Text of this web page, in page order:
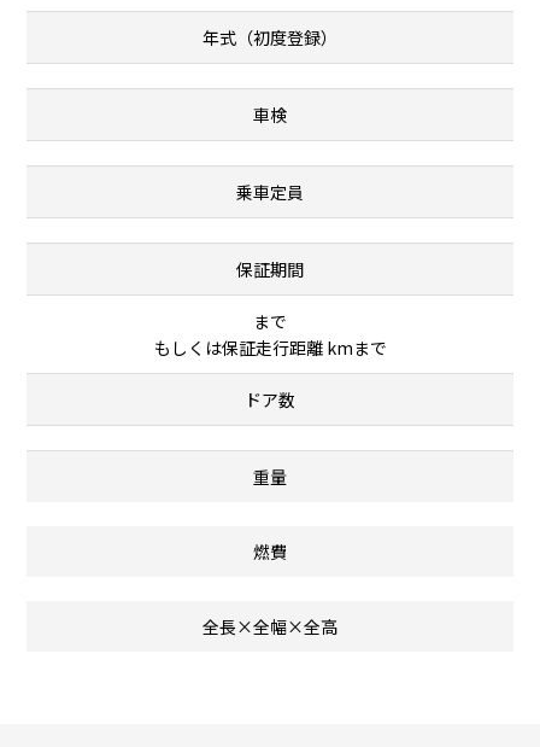
年式（初度登録）
車検
乗車定員
保証期間
まで
もしくは保証走行距離 kmまで
ドア数
重量
燃費
全長×全幅×全高